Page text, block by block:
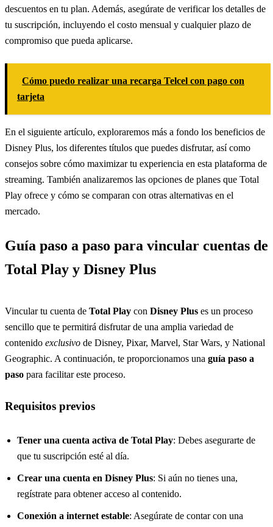
descuentos en tu plan. Además, asegúrate de verificar los detalles de
tu suscripción, incluyendo el costo mensual y cualquier plazo de
compromiso que pueda aplicarse.
Cómo puedo realizar una recarga Telcel con pago con
tarjeta
En el siguiente artículo, exploraremos más a fondo los beneficios de
Disney Plus, los diferentes títulos que puedes disfrutar, así como
consejos sobre cómo maximizar tu experiencia en esta plataforma de
streaming. También analizaremos las opciones de planes que Total
Play ofrece y cómo se comparan con otras alternativas en el
mercado.
Guía paso a paso para vincular cuentas de
Total Play y Disney Plus
Vincular tu cuenta de Total Play con Disney Plus es un proceso
sencillo que te permitirá disfrutar de una amplia variedad de
contenido exclusivo de Disney, Pixar, Marvel, Star Wars, y National
Geographic. A continuación, te proporcionamos una guía paso a
paso para facilitar este proceso.
Requisitos previos
Tener una cuenta activa de Total Play: Debes asegurarte de
que tu suscripción esté al día.
Crear una cuenta en Disney Plus: Si aún no tienes una,
regístrate para obtener acceso al contenido.
Conexión a internet estable: Asegúrate de contar con una